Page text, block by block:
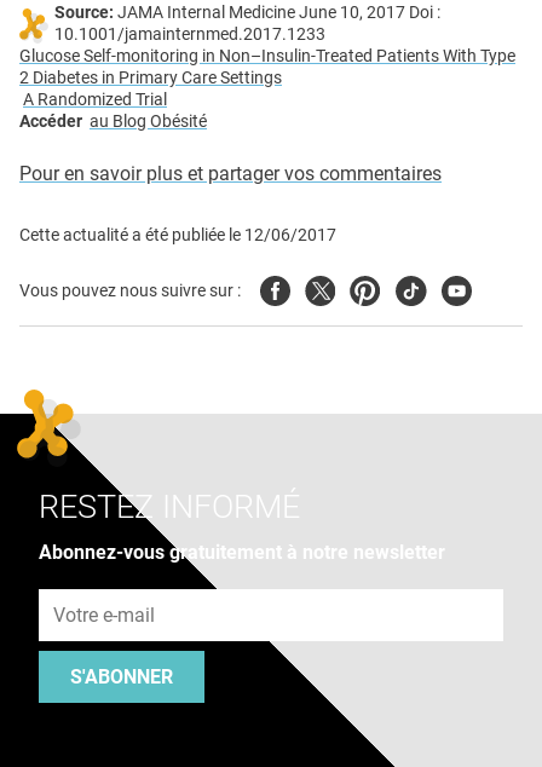
Source: JAMA Internal Medicine June 10, 2017 Doi :
10.1001/jamainternmed.2017.1233
Glucose Self-monitoring in Non–Insulin-Treated Patients With Type
2 Diabetes in Primary Care Settings
A Randomized Trial
Accéder au Blog Obésité
Pour en savoir plus et partager vos commentaires
Cette actualité a été publiée le 12/06/2017
Vous pouvez nous suivre sur : FacebookTwitterPinterest
TiktokYoutube
RESTEZ INFORMÉ
Abonnez-vous gratuitement à notre newsletter
S'ABONNER